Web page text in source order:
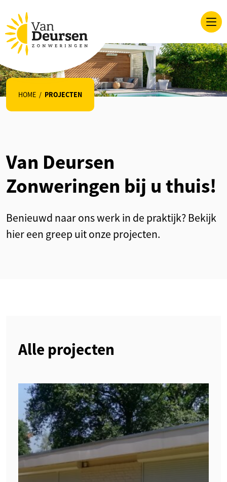
HOME / PROJECTEN
Van Deursen
Zonweringen bij u thuis!
Benieuwd naar ons werk in de praktijk? Bekijk
hier een greep uit onze projecten.
Alle projecten